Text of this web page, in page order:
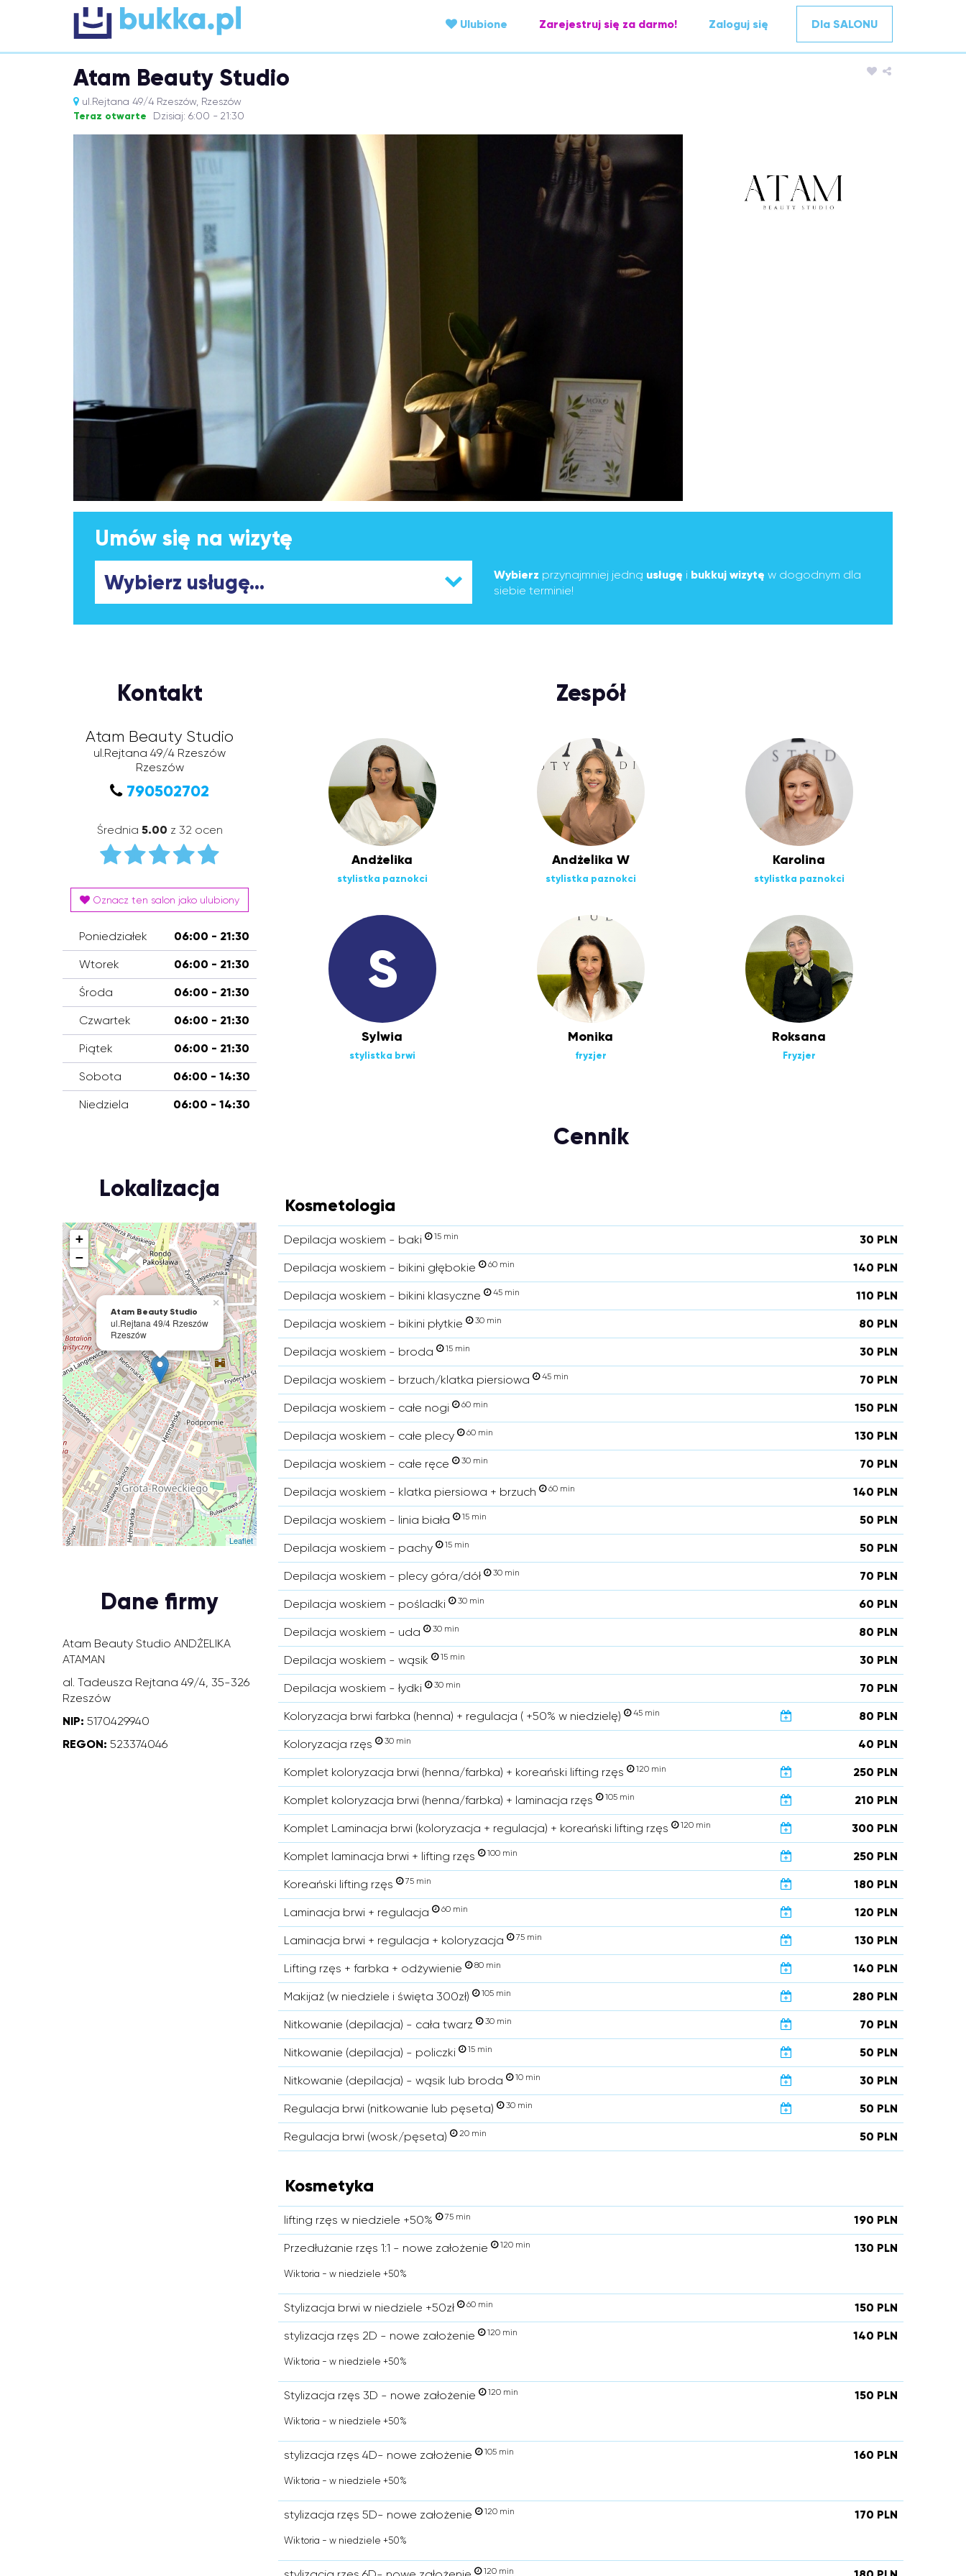
Ulubione Zarejestruj się za darmo! Zaloguj się Dla SALONU
Atam Beauty Studio
ul.Rejtana 49/4 Rzeszów, Rzeszów
Teraz otwarte Dzisiaj: 6:00 - 21:30
Umów się na wizytę
Wybierz przynajmniej jedną usługę i bukkuj wizytę w dogodnym dla
siebie terminie!
Kontakt
Atam Beauty Studio
ul.Rejtana 49/4 Rzeszów
Rzeszów
790502702
Średnia 5.00 z 32 ocen
Oznacz ten salon jako ulubiony
Poniedziałek 06:00 - 21:30
Wtorek 06:00 - 21:30
Środa 06:00 - 21:30
Czwartek 06:00 - 21:30
Piątek 06:00 - 21:30
Sobota 06:00 - 14:30
Niedziela 06:00 - 14:30
Lokalizacja
Atam Beauty Studio
ul.Rejtana 49/4 Rzeszów
Rzeszów
×
+
−
Leaflet
Dane firmy
Atam Beauty Studio ANDŻELIKA
ATAMAN
al. Tadeusza Rejtana 49/4, 35-326
Rzeszów
NIP: 5170429940
REGON: 523374046
Zespół
Andżelika
stylistka paznokci
Andżelika W
stylistka paznokci
Karolina
stylistka paznokci
S
Sylwia
stylistka brwi
Monika
fryzjer
Roksana
Fryzjer
Cennik
Kosmetologia
Depilacja woskiem - baki 15 min 30 PLN
Depilacja woskiem - bikini głębokie 60 min 140 PLN
Depilacja woskiem - bikini klasyczne 45 min 110 PLN
Depilacja woskiem - bikini płytkie 30 min 80 PLN
Depilacja woskiem - broda 15 min 30 PLN
Depilacja woskiem - brzuch/klatka piersiowa 45 min 70 PLN
Depilacja woskiem - całe nogi 60 min 150 PLN
Depilacja woskiem - całe plecy 60 min 130 PLN
Depilacja woskiem - całe ręce 30 min 70 PLN
Depilacja woskiem - klatka piersiowa + brzuch 60 min 140 PLN
Depilacja woskiem - linia biała 15 min 50 PLN
Depilacja woskiem - pachy 15 min 50 PLN
Depilacja woskiem - plecy góra/dół 30 min 70 PLN
Depilacja woskiem - pośladki 30 min 60 PLN
Depilacja woskiem - uda 30 min 80 PLN
Depilacja woskiem - wąsik 15 min 30 PLN
Depilacja woskiem - łydki 30 min 70 PLN
Koloryzacja brwi farbka (henna) + regulacja ( +50% w niedzielę) 45 min 80 PLN
Koloryzacja rzęs 30 min 40 PLN
Komplet koloryzacja brwi (henna/farbka) + koreański lifting rzęs 120 min 250 PLN
Komplet koloryzacja brwi (henna/farbka) + laminacja rzęs 105 min 210 PLN
Komplet Laminacja brwi (koloryzacja + regulacja) + koreański lifting rzęs 120 min 300 PLN
Komplet laminacja brwi + lifting rzęs 100 min 250 PLN
Koreański lifting rzęs 75 min 180 PLN
Laminacja brwi + regulacja 60 min 120 PLN
Laminacja brwi + regulacja + koloryzacja 75 min 130 PLN
Lifting rzęs + farbka + odżywienie 80 min 140 PLN
Makijaż (w niedziele i święta 300zł) 105 min 280 PLN
Nitkowanie (depilacja) - cała twarz 30 min 70 PLN
Nitkowanie (depilacja) - policzki 15 min 50 PLN
Nitkowanie (depilacja) - wąsik lub broda 10 min 30 PLN
Regulacja brwi (nitkowanie lub pęseta) 30 min 50 PLN
Regulacja brwi (wosk/pęseta) 20 min 50 PLN
Kosmetyka
lifting rzęs w niedziele +50% 75 min 190 PLN
Przedłużanie rzęs 1:1 - nowe założenie 120 min 130 PLN
Wiktoria - w niedziele +50%
Stylizacja brwi w niedziele +50zł 60 min 150 PLN
stylizacja rzęs 2D - nowe założenie 120 min 140 PLN
Wiktoria - w niedziele +50%
Stylizacja rzęs 3D - nowe założenie 120 min 150 PLN
Wiktoria - w niedziele +50%
stylizacja rzęs 4D- nowe założenie 105 min 160 PLN
Wiktoria - w niedziele +50%
stylizacja rzęs 5D- nowe założenie 120 min 170 PLN
Wiktoria - w niedziele +50%
120 min